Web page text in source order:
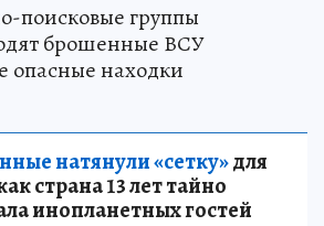
поисковые группы
брошенные ВСУ
опасные находки
натянули «сетку»для
страна 13 лет тайно
инопланетных гостей